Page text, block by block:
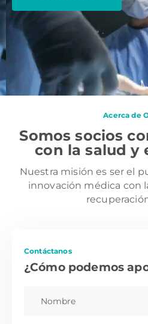
Acerca de
Somos socios
con la salud y
Nuestra misión es ser el
innovación médica con
Contáctanos
¿Cómo podemos